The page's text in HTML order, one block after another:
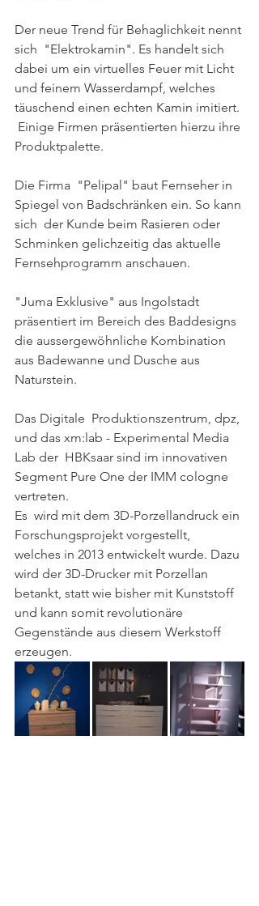
Der neue Trend für Behaglichkeit nennt
sich  "Elektrokamin". Es handelt sich
dabei um ein virtuelles Feuer mit Licht
und feinem Wasserdampf, welches
täuschend einen echten Kamin imitiert.
Einige Firmen präsentierten hierzu ihre
Produktpalette.
Die Firma  "Pelipal" baut Fernseher in
Spiegel von Badschränken ein. So kann
sich  der Kunde beim Rasieren oder
Schminken gelichzeitig das aktuelle
Fernsehprogramm anschauen.
"Juma Exklusive" aus Ingolstadt
präsentiert im Bereich des Baddesigns
die aussergewöhnliche Kombination
aus Badewanne und Dusche aus
Naturstein.
Das Digitale  Produktionszentrum, dpz,
und das xm:lab - Experimental Media
Lab der  HBKsaar sind im innovativen
Segment Pure One der IMM cologne
vertreten.
Es  wird mit dem 3D-Porzellandruck ein
Forschungsprojekt vorgestellt,
welches in 2013 entwickelt wurde. Dazu
wird der 3D-Drucker mit Porzellan
betankt, statt wie bisher mit Kunststoff
und kann somit revolutionäre
Gegenstände aus diesem Werkstoff
erzeugen.